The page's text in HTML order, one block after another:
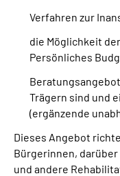
Verfahren zur
die Möglichkeit
Persönliches
Trägern sind und
(ergänzende
Dieses Angebot
Bürgerinnen,
und andere